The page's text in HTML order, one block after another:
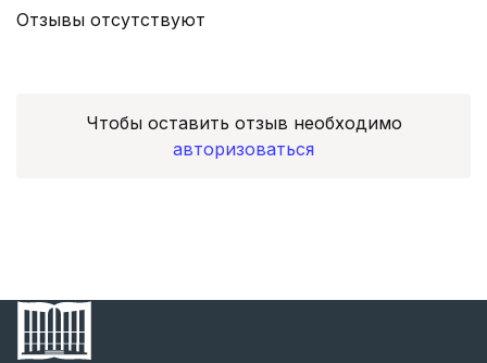
Отзывы отсутствуют
Чтобы оставить отзыв необходимо
авторизоваться